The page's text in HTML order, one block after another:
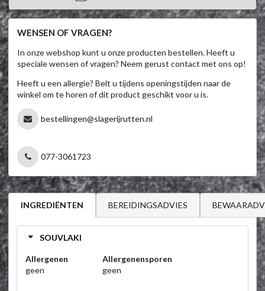
WENSEN OF VRAGEN?
In onze webshop kunt u onze producten bestellen. Heeft u
speciale wensen of vragen? Neem gerust contact met ons op!
Heeft u een allergie? Belt u tijdens openingstijden naar de
winkel om te horen of dit product geschikt voor u is.
bestellingen@slagerijrutten.nl
077-3061723
INGREDIËNTEN BEREIDINGSADVIES
SOUVLAKI
Allergenen
geen
Allergenensporen
geen